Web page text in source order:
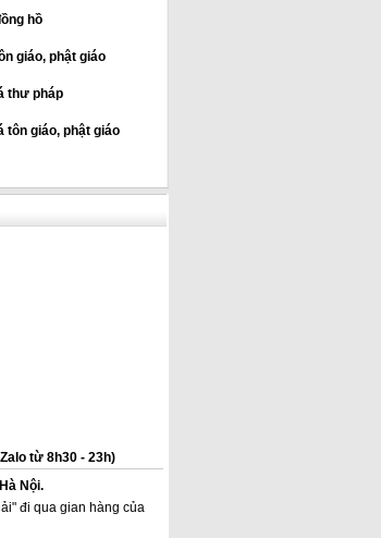
hồ
giáo, phật giáo
thư pháp
tôn giáo, phật giáo
từ 8h30 - 23h)
Nội.
đi qua gian hàng của